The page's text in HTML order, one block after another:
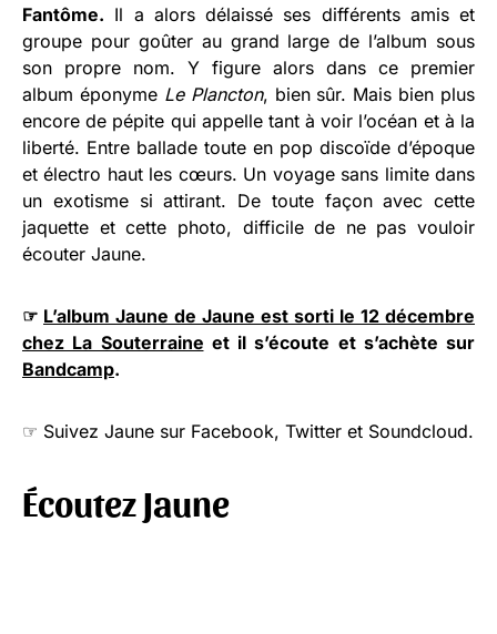
Fantôme. Il a alors délaissé ses différents amis et
groupe pour goûter au grand large de l’album sous
son propre nom. Y figure alors dans ce premier
album éponyme Le Plancton, bien sûr. Mais bien plus
encore de pépite qui appelle tant à voir l’océan et à la
liberté. Entre ballade toute en pop discoïde d’époque
et électro haut les cœurs. Un voyage sans limite dans
un exotisme si attirant. De toute façon avec cette
jaquette et cette photo, difficile de ne pas vouloir
écouter Jaune.
☞ L’album Jaune de Jaune est sorti le 12 décembre
chez La Souterraine et il s’écoute et s’achète sur
Bandcamp.
☞ Suivez Jaune sur Facebook, Twitter et Soundcloud.
Écoutez Jaune